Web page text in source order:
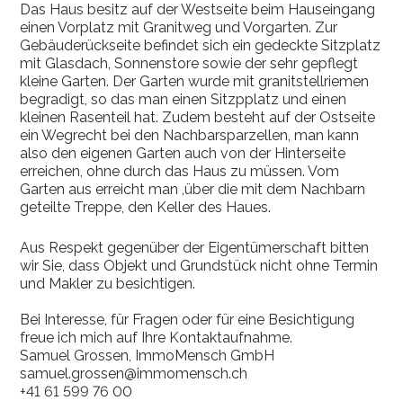
Das Haus besitz auf der Westseite beim Hauseingang
einen Vorplatz mit Granitweg und Vorgarten. Zur
Gebäuderückseite befindet sich ein gedeckte Sitzplatz
mit Glasdach, Sonnenstore sowie der sehr gepflegt
kleine Garten. Der Garten wurde mit granitstellriemen
begradigt, so das man einen Sitzpplatz und einen
kleinen Rasenteil hat. Zudem besteht auf der Ostseite
ein Wegrecht bei den Nachbarsparzellen, man kann
also den eigenen Garten auch von der Hinterseite
erreichen, ohne durch das Haus zu müssen. Vom
Garten aus erreicht man ,über die mit dem Nachbarn
geteilte Treppe, den Keller des Haues.
Aus Respekt gegenüber der Eigentümerschaft bitten
wir Sie, dass Objekt und Grundstück nicht ohne Termin
und Makler zu besichtigen.
Bei Interesse, für Fragen oder für eine Besichtigung
freue ich mich auf Ihre Kontaktaufnahme.
Samuel Grossen, ImmoMensch GmbH
samuel.grossen@immomensch.ch
+41 61 599 76 00